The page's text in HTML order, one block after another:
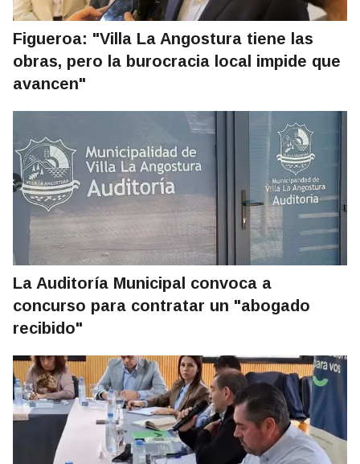
Figueroa: "Villa La Angostura tiene las
obras, pero la burocracia local impide que
avancen"
La Auditoría Municipal convoca a
concurso para contratar un "abogado
recibido"